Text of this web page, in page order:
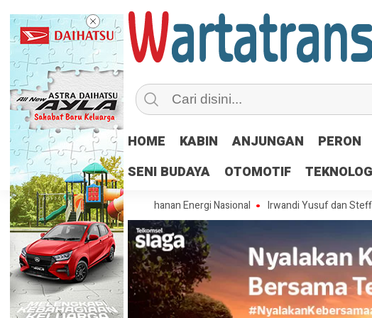
HOME KABIN ANJUNGAN PERON
SENI BUDAYA
OTOMOTIF
Persen Dukung Ketahanan Energi Nasional Irwandi Yusuf dan Steffy Burase